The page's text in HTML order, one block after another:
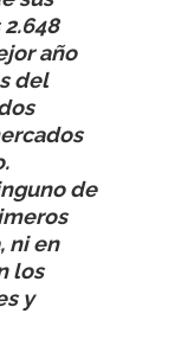
año
del
de
ni en
los
y